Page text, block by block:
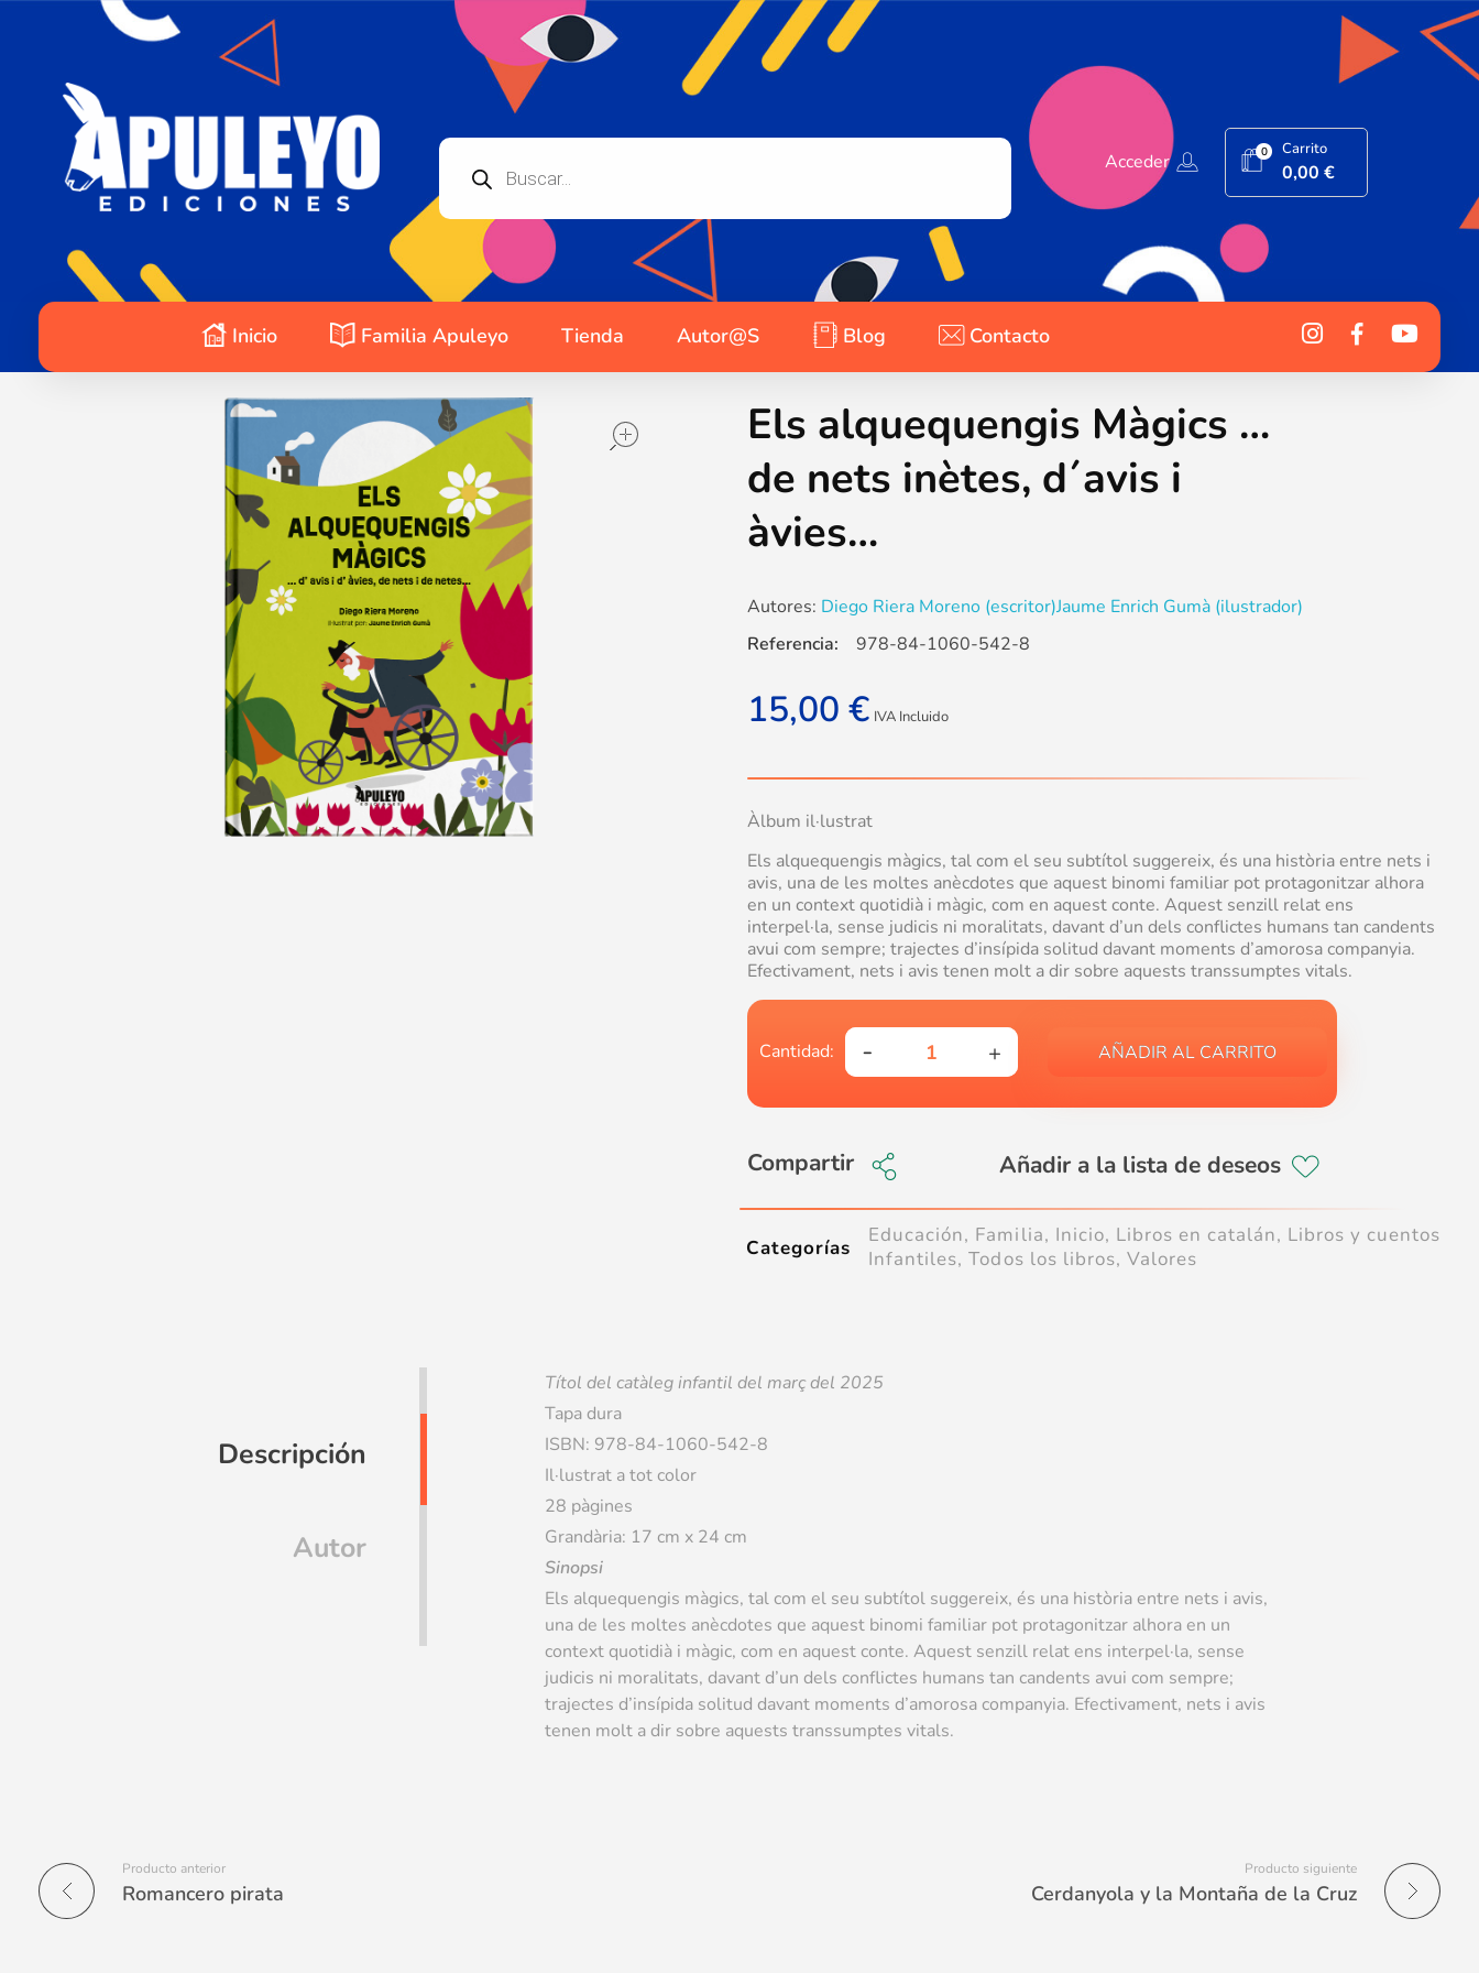
Acceder 0 Carrito
0,00€
Inicio Familia Apuleyo Tienda Autor@s Blog Contacto
Els alquequengis Màgics …
de nets inètes, d´avis i
àvies…
Autores: Diego Riera Moreno (escritor)Jaume Enrich Gumà (ilustrador)
15,00 € IVA Incluido
Àlbum il·lustrat
Els alquequengis màgics, tal com el seu subtítol suggereix, és una història entre nets i
avis, una de les moltes anècdotes que aquest binomi familiar pot protagonitzar alhora
en un context quotidià i màgic, com en aquest conte. Aquest senzill relat ens
interpel·la, sense judicis ni moralitats, davant d’un dels conflictes humans tan candents
avui com sempre; trajectes d’insípida solitud davant moments d’amorosa companyia.
Efectivament, nets i avis tenen molt a dir sobre aquests transsumptes vitals.
AÑADIR AL CARRITO
Compartir
Referencia: 978-84-1060-542-8
Categorías Educación, Familia, Inicio, Libros en catalán, Libros y cuentos
Infantiles,Todos los libros, Valores
Descripción
Autor
Títol del catàleg infantil del marçdel 2025
Tapa dura
ISBN: 978-84-1060-542-8
Il·lustrat a tot color
28 pàgines
Grandària: 17 cm x 24 cm
Sinopsi
Els alquequengis màgics, tal com el seu subtítol suggereix, és una història entre nets i avis,
una de les moltes anècdotes que aquest binomi familiar pot protagonitzar alhora en un
context quotidià i màgic, com en aquest conte. Aquest senzill relat ens interpel·la, sense
judicis ni moralitats, davant d’un dels conflictes humans tan candents avui com sempre;
trajectes d’insípida solitud davant moments d’amorosa companyia. Efectivament, nets i avis
tenen molt a dir sobre aquests transsumptes vitals.
Producto anterior
Romancero pirata
Producto siguiente
Cerdanyola y la Montaña de la Cruz